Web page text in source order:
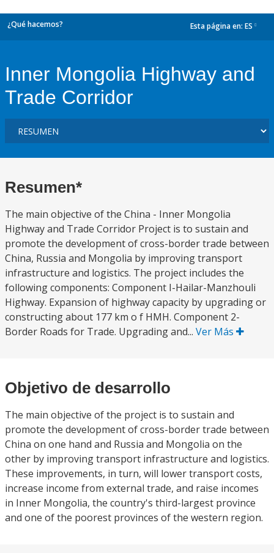
¿Qué hacemos? Esta página en: ES
Inner Mongolia Highway and
Trade Corridor
Resumen*
The main objective of the China - Inner Mongolia
Highway and Trade Corridor Project is to sustain and
promote the development of cross-border trade between
China, Russia and Mongolia by improving transport
infrastructure and logistics. The project includes the
following components: Component I-Hailar-Manzhouli
Highway. Expansion of highway capacity by upgrading or
constructing about 177 km o f HMH. Component 2-
Border Roads for Trade. Upgrading and... Ver Más
Objetivo de desarrollo
The main objective of the project is to sustain and
promote the development of cross-border trade between
China on one hand and Russia and Mongolia on the
other by improving transport infrastructure and logistics.
These improvements, in turn, will lower transport costs,
increase income from external trade, and raise incomes
in Inner Mongolia, the country's third-largest province
and one of the poorest provinces of the western region.